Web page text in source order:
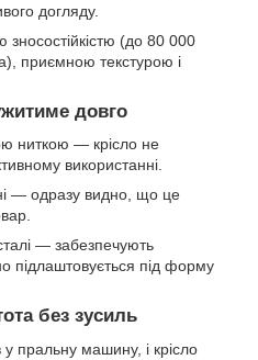
догляду.
зносостійкістю (до 80 000
приємною текстурою і
довго
ниткою — крісло не
використанні.
— одразу видно, що це
— забезпечують
підлаштовується під форму
без зусиль
пральну машину, і крісло